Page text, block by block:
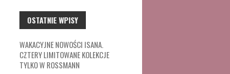
OSTATNIE WPISY
WAKACYJNE NOWOŚCI ISANA.
CZTERY LIMITOWANE KOLEKCJE
TYLKO W ROSSMANN